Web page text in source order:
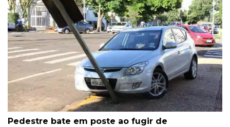
Pedestre bate em poste ao fugir de